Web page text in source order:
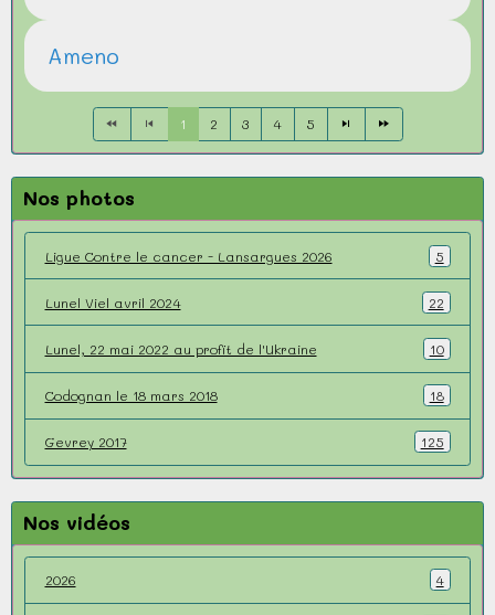
Ameno
1 2 3 4 5
Nos photos
Ligue Contre le cancer - Lansargues 2026 5
Lunel Viel avril 2024 22
Lunel, 22 mai 2022 au profit de l'Ukraine 10
Codognan le 18 mars 2018 18
Gevrey 2017 125
Nos vidéos
2026 4